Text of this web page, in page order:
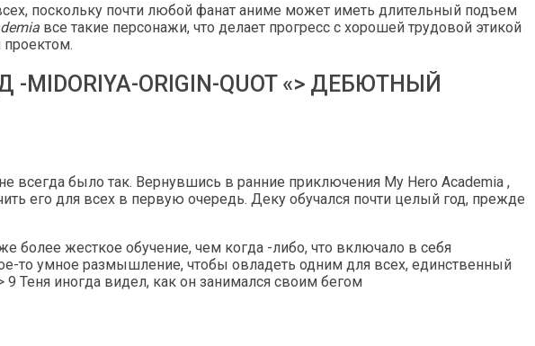
поскольку почти любой фанат аниме может иметь длительный подъем
все такие персонажи, что делает прогресс с хорошей трудовой этикой
проектом.
ORIGIN-QUOT «> ДЕБЮТНЫЙ
всегда было так. Вернувшись в ранние приключения My Hero Academia ,
его для всех в первую очередь. Деку обучался почти целый год, прежде
более жесткое обучение, чем когда -либо, что включало в себя
то умное размышление, чтобы овладеть одним для всех, единственный
Теня иногда видел, как он занимался своим бегом